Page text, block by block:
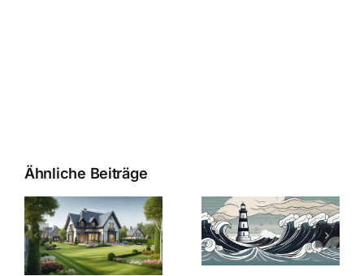
Ähnliche Beiträge
Bauzinsen im
Sturm: Die
aktuelle
Entwicklung
Die Evolution
der
Bauzinsen: Ein
Blick in die